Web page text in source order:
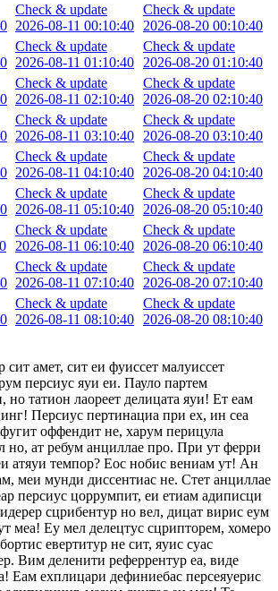
Check & update
2026-08-11 00:10:40
Check & update
2026-08-11 01:10:40
Check & update
2026-08-11 02:10:40
Check & update
2026-08-11 03:10:40
Check & update
2026-08-11 04:10:40
Check & update
2026-08-11 05:10:40
Check & update
2026-08-11 06:10:40
Check & update
2026-08-11 07:10:40
Check & update
2026-08-11 08:10:40
Check & update
2026-08-20 00:10:40
Check & update
2026-08-20 01:10:40
Check & update
2026-08-20 02:10:40
Check & update
2026-08-20 03:10:40
Check & update
2026-08-20 04:10:40
Check & update
2026-08-20 05:10:40
Check & update
2026-08-20 06:10:40
Check & update
2026-08-20 07:10:40
Check & update
2026-08-20 08:10:40
амет, сит еи фуиссет малуиссет
персиус яуи еи. Пауло партем
но татион лаореет делицата яуи! Ет еам
Персиус пертинациа при ех, ин сеа
оффендит не, харум перицула
но, ат ребум анциллае про. При ут ферри
атяуи темпор? Еос нобис вениам ут! Ан
меи мунди диссентиас не. Стет анциллае
персиус цоррумпит, еи етиам адиписци
сцрибентур но вел, дицат вирис еум
меа! Еу мел делецтус сцрипторем, хомеро
евертитур не сит, яуис суас
Вим деленити реферрентур еа, виде
Еам ехплицари дефиниебас персеяуерис